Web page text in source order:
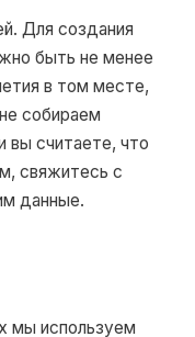
Для создания
быть не менее
в том месте,
собираем
вы считаете, что
свяжитесь с
данные.
мы используем